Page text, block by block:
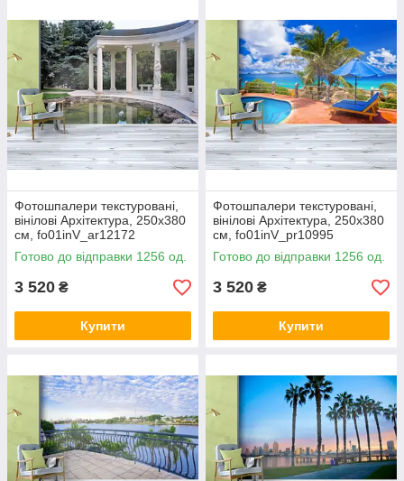
Фотошпалери текстуровані,
вінілові Архітектура, 250х380
см, fo01inV_ar12172
Готово до відправки 1256 од.
3 520 ₴
Купити
Фотошпалери текстуровані,
вінілові Архітектура, 250х380
см, fo01inV_pr10995
Готово до відправки 1256 од.
3 520 ₴
Купити